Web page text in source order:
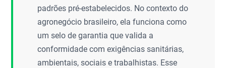
padrões pré-estabelecidos. No contexto do
agronegócio brasileiro, ela funciona como
um selo de garantia que valida a
conformidade com exigências sanitárias,
ambientais, sociais e trabalhistas. Esse